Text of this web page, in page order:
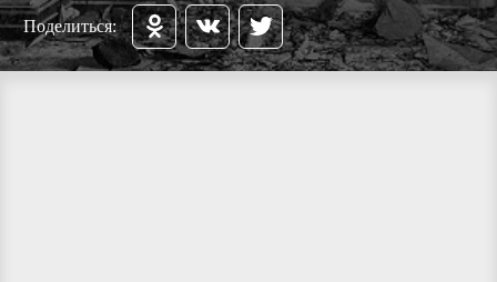
Поделиться: